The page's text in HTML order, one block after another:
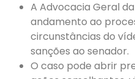
A Advocacia Geral
andamento ao
circunstâncias do
sanções ao senador.
O caso pode abrir